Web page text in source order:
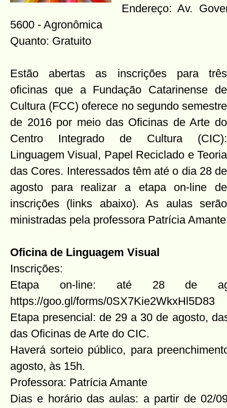
Endereço: Av.
5600 - Agronômica
Quanto: Gratuito
Estão abertas as inscrições para três
oficinas que a Fundação Catarinense de
Cultura (FCC) oferece no segundo semestre
de 2016 por meio das Oficinas de Arte do
Centro Integrado de Cultura (CIC):
Linguagem Visual, Papel Reciclado e Teoria
das Cores. Interessados têm até o dia 28 de
agosto para realizar a etapa on-line de
inscrições (links abaixo). As aulas serão
ministradas pela professora Patrícia
Oficina de Linguagem Visual
Inscrições:
Etapa on-line: até 28 de
https://goo.gl/forms/0SX7Kie2WkxHl5D83
Etapa presencial: de 29 a 30 de agosto,
das Oficinas de Arte do CIC.
Haverá sorteio público, para
agosto, às 15h.
Professora: Patrícia Amante
Dias e horário das aulas: a partir de 02/